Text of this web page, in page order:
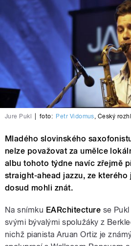
Jure Pukl foto: Petr Vidomus, Český
Mladého slovinského
nelze považovat za umělce
albu tohoto týdne navíc zřejmě
straight-ahead jazzu, ze
dosud mohli znát.
Na snímku EARchitecture se
svými bývalými spolužáky z
nichž pianista Aruan Ortiz je